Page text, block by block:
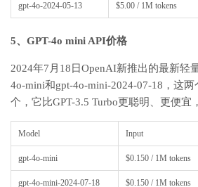
gpt-4o-2024-05-13 $5.00 / 1M tokens
5、GPT-4o mini API价格
2024年7月18日OpenAI新推出的最新轻
4o-mini和gpt-4o-mini-2024-07-18，这
个，它比GPT-3.5 Turbo更聪明、更便宜
Model Input
gpt-4o-mini $0.150 / 1M tokens
gpt-4o-mini-2024-07-18 $0.150 / 1M tokens